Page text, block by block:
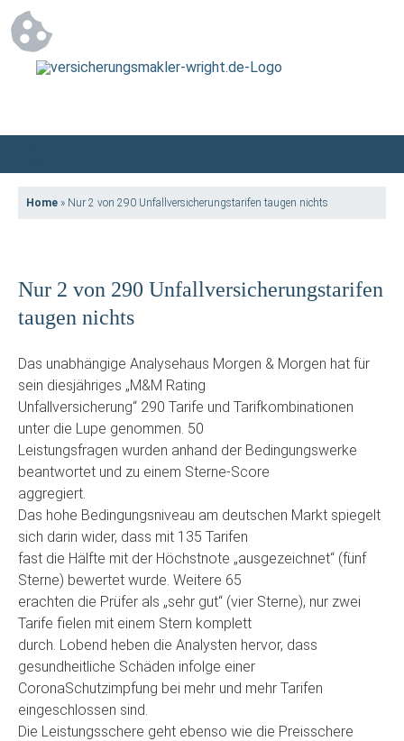
Home » Nur 2 von 290 Unfallversicherungstarifen taugen nichts
Nur 2 von 290 Unfallversicherungstarifen
taugen nichts
Das unabhängige Analysehaus Morgen & Morgen hat für
sein diesjähriges „M&M Rating
Unfallversicherung“ 290 Tarife und Tarifkombinationen
unter die Lupe genommen. 50
Leistungsfragen wurden anhand der Bedingungswerke
beantwortet und zu einem Sterne-Score
aggregiert.
Das hohe Bedingungsniveau am deutschen Markt spiegelt
sich darin wider, dass mit 135 Tarifen
fast die Hälfte mit der Höchstnote „ausgezeichnet“ (fünf
Sterne) bewertet wurde. Weitere 65
erachten die Prüfer als „sehr gut“ (vier Sterne), nur zwei
Tarife fielen mit einem Stern komplett
durch. Lobend heben die Analysten hervor, dass
gesundheitliche Schäden infolge einer
CoronaSchutzimpfung bei mehr und mehr Tarifen
eingeschlossen sind.
Die Leistungsschere geht ebenso wie die Preisschere